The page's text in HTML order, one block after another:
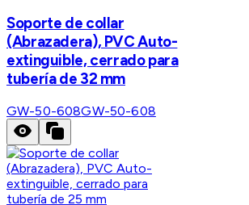
Soporte de collar
(Abrazadera), PVC Auto-
extinguible, cerrado para
tubería de 32 mm
GW-50-608GW-50-608